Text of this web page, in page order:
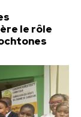
le rôle